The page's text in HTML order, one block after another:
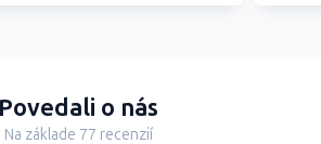
Povedali o nás
Na základe 77 recenzií